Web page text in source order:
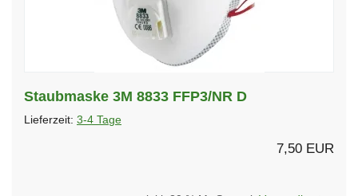
Staubmaske 3M 8833 FFP3/NR D
Lieferzeit: 3-4 Tage
7,50 EUR